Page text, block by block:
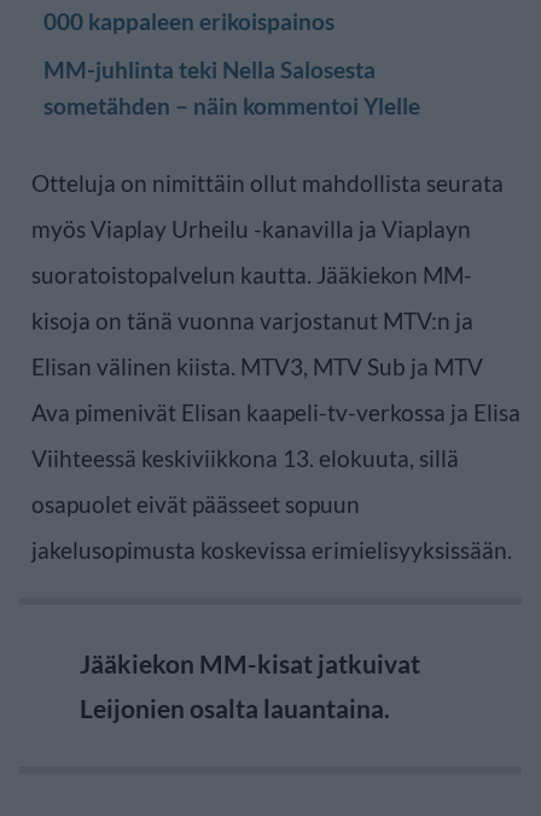
000 kappaleen erikoispainos
MM-juhlinta teki Nella Salosesta
sometähden – näin kommentoi Ylelle
Otteluja on nimittäin ollut mahdollista seurata
myös Viaplay Urheilu -kanavilla ja Viaplayn
suoratoistopalvelun kautta. Jääkiekon MM-
kisoja on tänä vuonna varjostanut MTV:n ja
Elisan välinen kiista. MTV3, MTV Sub ja MTV
Ava pimenivät Elisan kaapeli-tv-verkossa ja Elisa
Viihteessä keskiviikkona 13. elokuuta, sillä
osapuolet eivät päässeet sopuun
jakelusopimusta koskevissa erimielisyyksissään.
Jääkiekon MM-kisat jatkuivat
Leijonien osalta lauantaina.